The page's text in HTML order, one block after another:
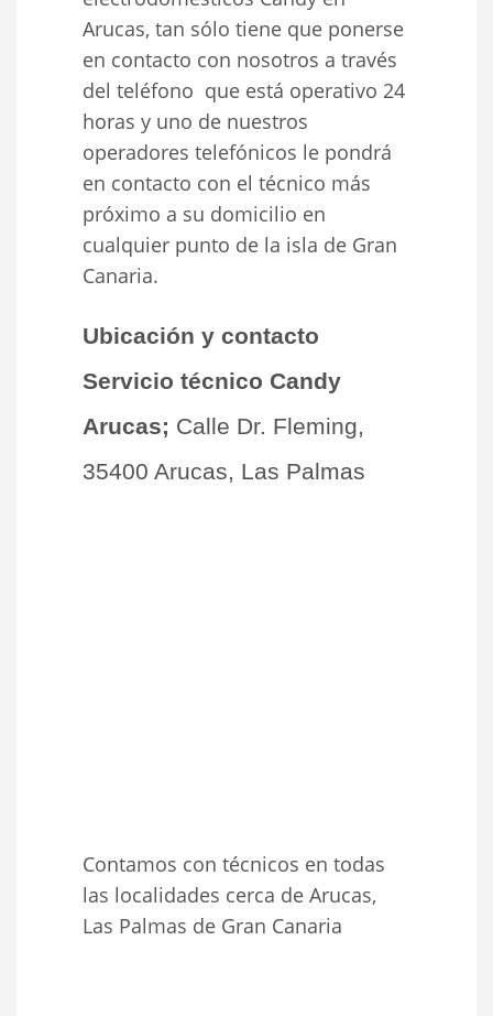
Arucas, tan sólo tiene que ponerse
en contacto con nosotros a través
del teléfono que está operativo 24
horas y uno de nuestros
operadores telefónicos le pondrá
en contacto con el técnico más
próximo a su domicilio en
cualquier punto de la isla de Gran
Canaria.
Ubicación y contacto
Servicio técnico Candy
Arucas; Calle Dr. Fleming,
35400 Arucas, Las Palmas
Contamos con técnicos en todas
las localidades cerca de Arucas,
Las Palmas de Gran Canaria